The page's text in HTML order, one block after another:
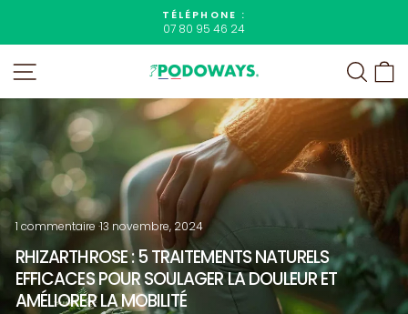
contenu
Diaporama
TÉLÉPHONE :
07 80 95 46 24
1 commentaire·13 novembre, 2024
RHIZARTHROSE : 5 TRAITEMENTS NATURELS
EFFICACES POUR SOULAGER LA DOULEUR ET
AMÉLIORER LA MOBILITÉ